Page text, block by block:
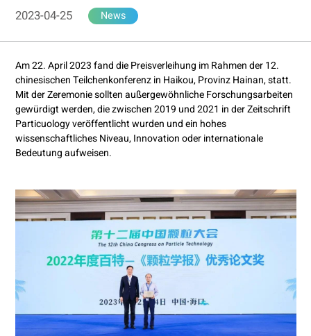
2023-04-25 News
Am 22. April 2023 fand die Preisverleihung im Rahmen der 12.
chinesischen Teilchenkonferenz in Haikou, Provinz Hainan, statt.
Mit der Zeremonie sollten außergewöhnliche Forschungsarbeiten
gewürdigt werden, die zwischen 2019 und 2021 in der Zeitschrift
Particuology veröffentlicht wurden und ein hohes
wissenschaftliches Niveau, Innovation oder internationale
Bedeutung aufweisen.